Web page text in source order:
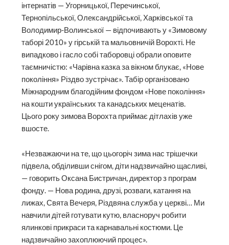
інтернатів — Угорницької, Перечинської,
Тернопільської, Олександрійської, Харківської та
Володимир-Волинської — відпочивають у «Зимовому
таборі 2010» у гірській та мальовничій Ворохті. Не
випадково і гасло собі таборовці обрали оповите
таємничістю: «Чарівна казка за вікном блукає, «Нове
покоління» Різдво зустрічає». Табір організовано
Міжнародним благодійним фондом «Нове покоління»
на кошти українських та канадських меценатів.
Цього року зимова Ворохта приймає дітлахів уже
вшосте.
«Незважаючи на те, що цьогоріч зима нас трішечки
підвела, обділивши снігом, діти надзвичайно щасливі,
— говорить Оксана Бистричан, директор з програм
фонду. — Нова родина, друзі, розваги, катання на
лижах, Свята Вечеря, Різдвяна служба у церкві… Ми
навчили дітей готувати кутю, власноруч робити
ялинкові прикраси та карнавальні костюми. Це
надзвичайно захоплюючий процес».